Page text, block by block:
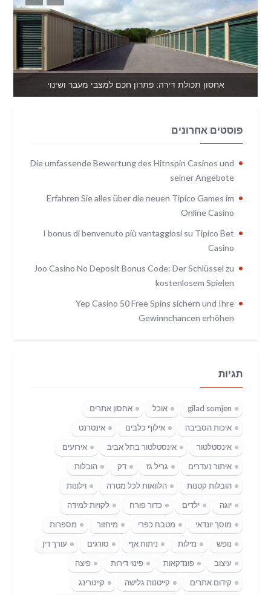
אחסון תכולת דירה: פתרון חכם למצבי מעבר ושינוי
פוסטים אחרונים
Die umfassende Bewertung des Hitnspin Casinos und
seiner Angebote
Erfahren Sie alles über die neuen Tipico Games im
Online Casino
I bonus di benvenuto più vantaggiosi su Tipico Bet
Casino
Joo Casino No Deposit Bonus Code: Der Schlüssel zu
kostenlosem Spielen
Yep Casino 50 Free Spins sichern und Ihre
Gewinnchancen erhöhen
תגיות
gilad somjen אוכל
אחסון אתרים
איכות הסביבה
אילוף כלבים
אינטרנט
אינסטלטור
אינסטלטור בתל אביב
אירועים
איתור נעדרים
גריל גז דק
הובלות
הובלות קטנות
הלוואות לכל מטרה
וילונות
יוגה
ילדים כדור פורח
לקויות למידה
מוסך יונדאי
מטבח כפרי מיחזור
מספרות
נופש
נזילות ניתוח אף סורגים
עורך דין
עיצוב
פונדקאות פינוי דירות
פיצה
קידום אתרים
קייטנות גלישה קייטרינג